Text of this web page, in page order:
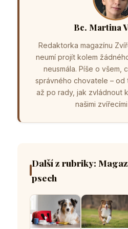
Bc. Martina
Redaktorka magazínu
neumí projít kolem
neusmála. Píše o všem,
správného chovatele – od
až po rady, jak zvládnout
našimi
Další z rubriky:
psech